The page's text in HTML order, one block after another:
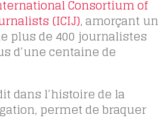
Consortium of
(ICIJ), amorçant un
plus de 400 journalistes
d’une centaine de
dans l’histoire de la
permet de braquer